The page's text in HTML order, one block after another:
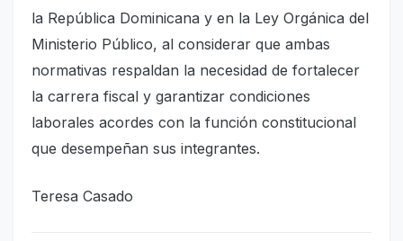
la República Dominicana y en la Ley Orgánica del
Ministerio Público, al considerar que ambas
normativas respaldan la necesidad de fortalecer
la carrera fiscal y garantizar condiciones
laborales acordes con la función constitucional
que desempeñan sus integrantes.
Teresa Casado